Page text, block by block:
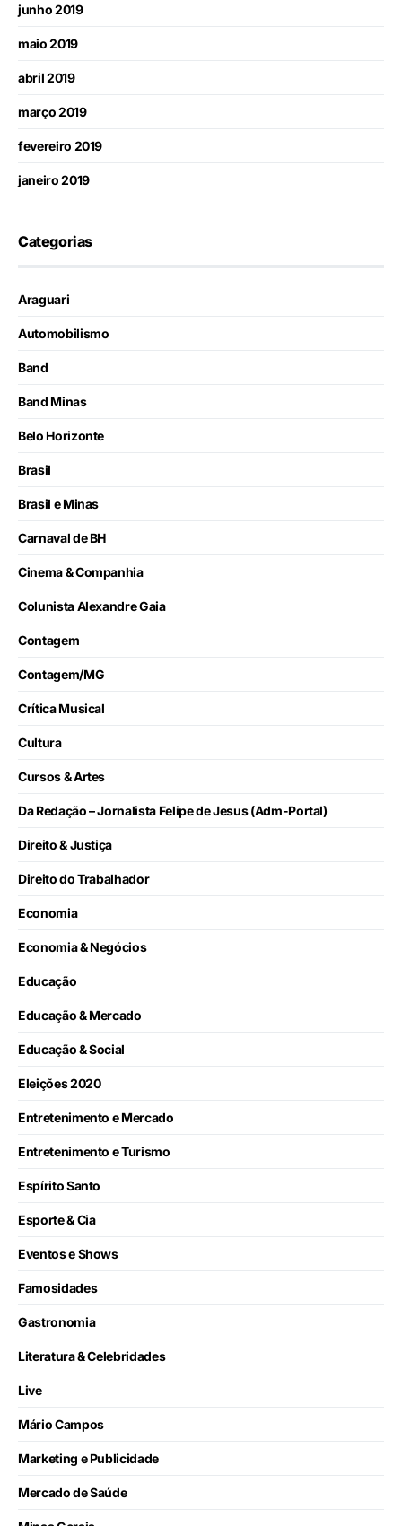
junho 2019
maio 2019
abril 2019
março 2019
fevereiro 2019
janeiro 2019
Categorias
Araguari
Automobilismo
Band
Band Minas
Belo Horizonte
Brasil
Brasil e Minas
Carnaval de BH
Cinema & Companhia
Colunista Alexandre Gaia
Contagem
Contagem/MG
Crítica Musical
Cultura
Cursos & Artes
Da Redação – Jornalista Felipe de Jesus (Adm-Portal)
Direito & Justiça
Direito do Trabalhador
Economia
Economia & Negócios
Educação
Educação & Mercado
Educação & Social
Eleições 2020
Entretenimento e Mercado
Entretenimento e Turismo
Espírito Santo
Esporte & Cia
Eventos e Shows
Famosidades
Gastronomia
Literatura & Celebridades
Live
Mário Campos
Marketing e Publicidade
Mercado de Saúde